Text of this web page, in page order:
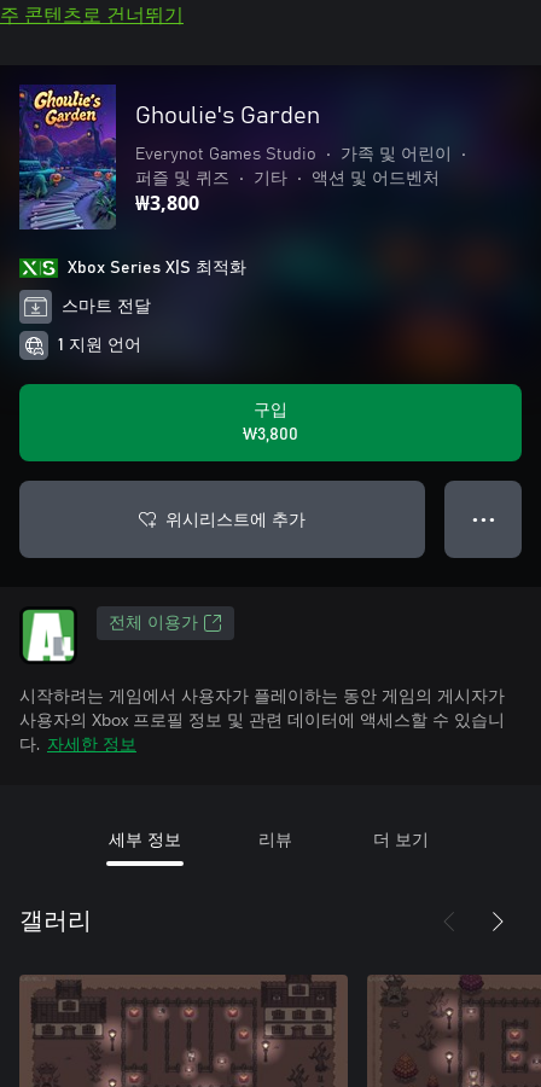
주 콘텐츠로 건너뛰기
Ghoulie's Garden
Everynot Games Studio • 가족 및 어린이
•
퍼즐 및 퀴즈
• 기타 • 액션 및 어드벤처
₩3,800
Xbox Series X|S 최적화
스마트 전달
1 지원 언어
구입
₩3,800
위시리스트에 추가 ● ● ●
전체 이용가
시작하려는 게임에서 사용자가 플레이하는 동안 게임의 게시자가
사용자의 Xbox 프로필 정보 및 관련 데이터에 액세스할 수 있습니
다. 자세한 정보
세부 정보 리뷰 더 보기
갤러리